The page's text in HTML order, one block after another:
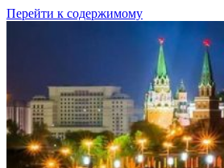
Перейти к содержимому